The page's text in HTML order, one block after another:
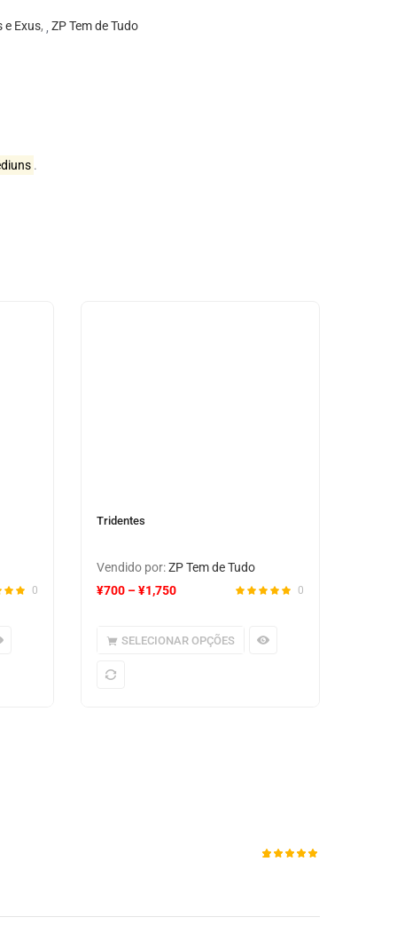
e Exus,
ZP Tem de Tudo
.
0
Tridentes
Vendido por:ZP Tem de Tudo
0
¥700 –¥1,750
SELECIONAR OPÇÕES